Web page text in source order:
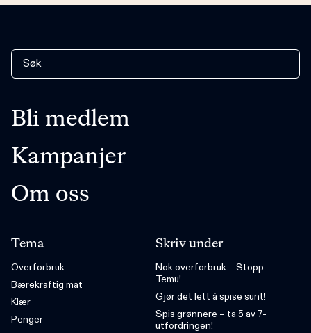
Bli medlem
Kampanjer
Om oss
Tema
Overforbruk
Bærekraftig mat
Klær
Penger
Skriv under
Nok overforbruk – Stopp
Temu!
Gjør det lett å spise sunt!
Spis grønnere – ta 5 av 7-
utfordringen!